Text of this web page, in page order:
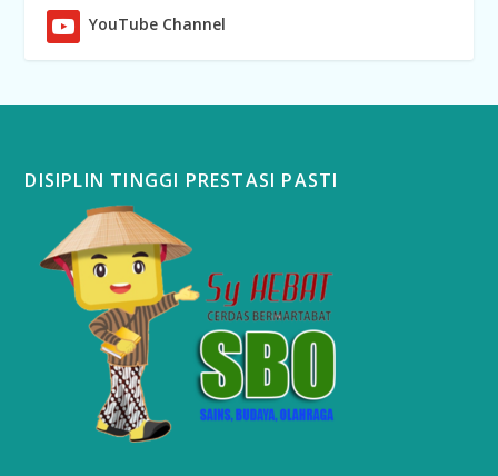
YouTube Channel
DISIPLIN TINGGI PRESTASI PASTI